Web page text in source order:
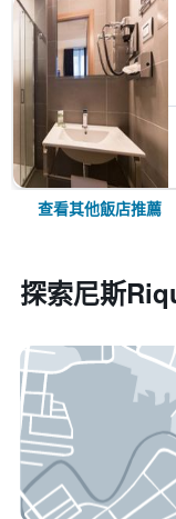
查看其他飯店推薦
探索尼斯